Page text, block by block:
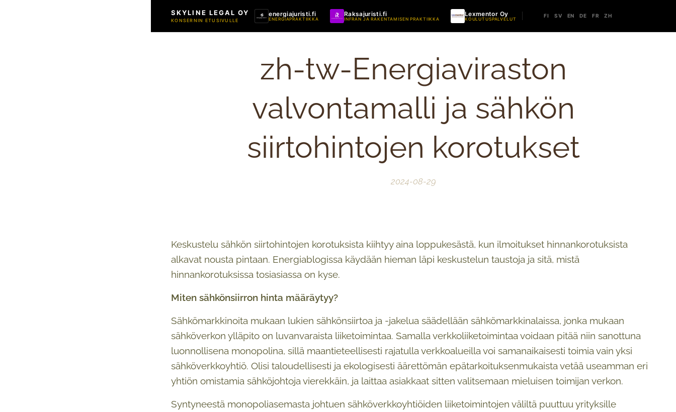
SKYLINE LEGAL OY
KONSERNIN ETUSIVULLE
energiajuristi.fi
ENERGIAPRAKTIIKKA
Raksajuristi.fi
INFRAN JA RAKENTAMISEN PRAKTIIKKA
Lexmentor Oy
KOULUTUSPALVELUT
FI SV EN DE FR ZH
zh-tw-Energiaviraston
valvontamalli ja sähkön
siirtohintojen korotukset
2024-08-29
Keskustelu sähkön siirtohintojen korotuksista kiihtyy aina loppukesästä, kun ilmoitukset hinnankorotuksista
alkavat nousta pintaan. Energiablogissa käydään hieman läpi keskustelun taustoja ja sitä, mistä
hinnankorotuksissa tosiasiassa on kyse.
Miten sähkönsiirron hinta määräytyy?
Sähkömarkkinoita mukaan lukien sähkönsiirtoa ja -jakelua säädellään sähkömarkkinalaissa, jonka mukaan
sähköverkon ylläpito on luvanvaraista liiketoimintaa. Samalla verkkoliiketoimintaa voidaan pitää niin sanottuna
luonnollisena monopolina, sillä maantieteellisesti rajatulla verkkoalueilla voi samanaikaisesti toimia vain yksi
sähköverkkoyhtiö. Olisi taloudellisesti ja ekologisesti äärettömän epätarkoituksenmukaista vetää useamman eri
yhtiön omistamia sähköjohtoja vierekkäin, ja laittaa asiakkaat sitten valitsemaan mieluisen toimijan verkon.
Syntyneestä monopoliasemasta johtuen sähköverkkoyhtiöiden liiketoimintojen väliltä puuttuu yrityksille